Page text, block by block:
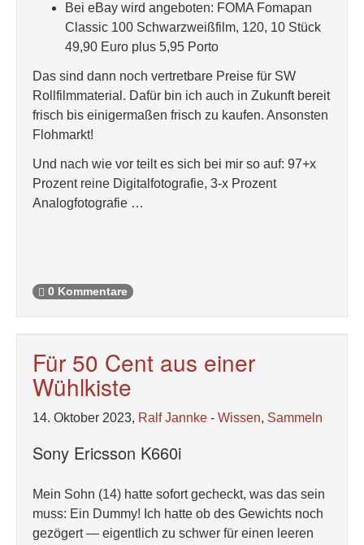
Bei eBay wird angeboten: FOMA Fomapan
Classic 100 Schwarzweißfilm, 120, 10 Stück
49,90 Euro plus 5,95 Porto
Das sind dann noch vertretbare Preise für SW
Rollfilmmaterial. Dafür bin ich auch in Zukunft bereit
frisch bis einigermaßen frisch zu kaufen. Ansonsten
Flohmarkt!
Und nach wie vor teilt es sich bei mir so auf: 97+x
Prozent reine Digitalfotografie, 3-x Prozent
Analogfotografie …
0 Kommentare
Für 50 Cent aus einer
Wühlkiste
14. Oktober 2023, Ralf Jannke - Wissen, Sammeln
Sony Ericsson K660i
Mein Sohn (14) hatte sofort gecheckt, was das sein
muss: Ein Dummy! Ich hatte ob des Gewichts noch
gezögert — eigentlich zu schwer für einen leeren